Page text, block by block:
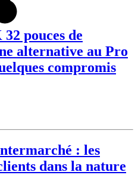
pouces de
alternative au Pro
compromis
: les
dans la nature